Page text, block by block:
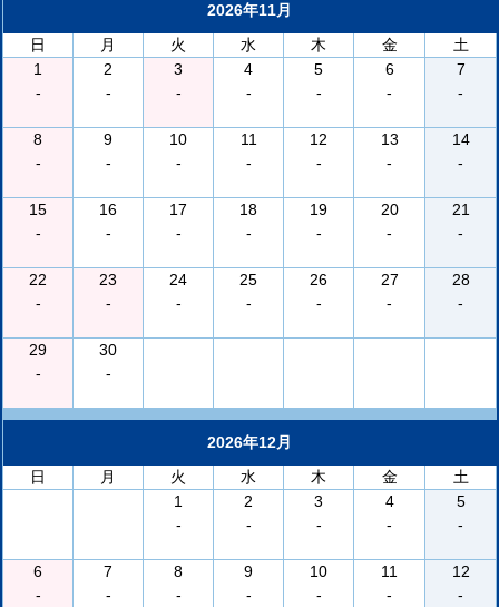
2026年11月
日
月 火 水 木 金
土
1
-
2
-
3
-
4
-
5
-
6
-
7
-
8
-
9
-
10
-
11
-
12
-
13
-
14
-
15
-
16
-
17
-
18
-
19
-
20
-
21
-
22
-
23
-
24
-
25
-
26
-
27
-
28
-
29
-
30
-
2026年12月
日
月 火 水 木 金
土
1
-
2
-
3
-
4
-
5
-
6
-
7
-
8
-
9
-
10
-
11
-
12
-